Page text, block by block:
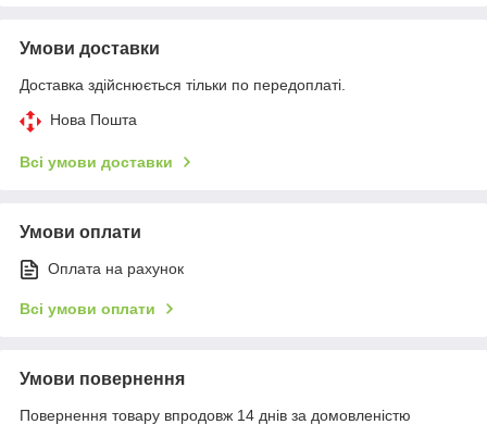
Умови доставки
Доставка здійснюється тільки по передоплаті.
Нова Пошта
Всі умови доставки
Умови оплати
Оплата на рахунок
Всі умови оплати
Умови повернення
Повернення товару впродовж 14 днів за домовленістю